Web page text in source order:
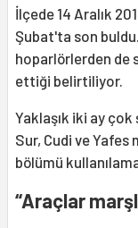
İlçede 14 Aralık
Şubat'ta son
hoparlörlerden de
ettiği belirtiliyor.
Yaklaşık iki ay
Sur, Cudi ve
bölümü
“Araçlar